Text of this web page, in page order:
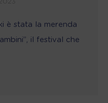
è stata la merenda
il festival che